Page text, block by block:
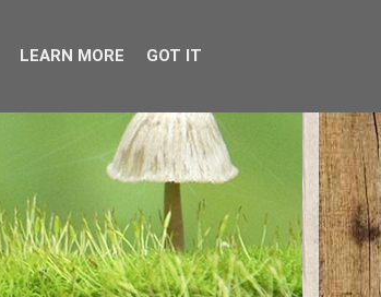
LEARN MORE GOT IT